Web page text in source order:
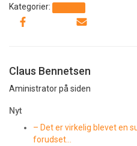
Kategorier:
Claus Bennetsen
Aministrator på siden
Nyt
– Det er virkelig blevet en
forudset…